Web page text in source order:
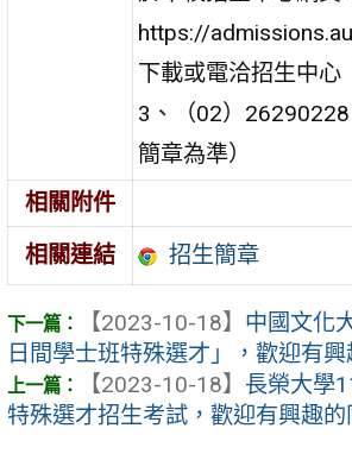
https://
下載或電洽招生中
3、（02）
簡章為準）
相關附件
相關連結
招生簡章
【2023-10-18】 中國文化
日間學士班特殊選才」，歡迎有興
【2023-10-18】 長榮大學
特殊選才招生考試，歡迎有興趣的